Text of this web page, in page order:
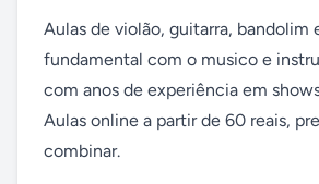
Aulas de violão, guitarra, bandolim
fundamental com o musico e
com anos de experiência em
Aulas online a partir de 60 reais,
combinar.